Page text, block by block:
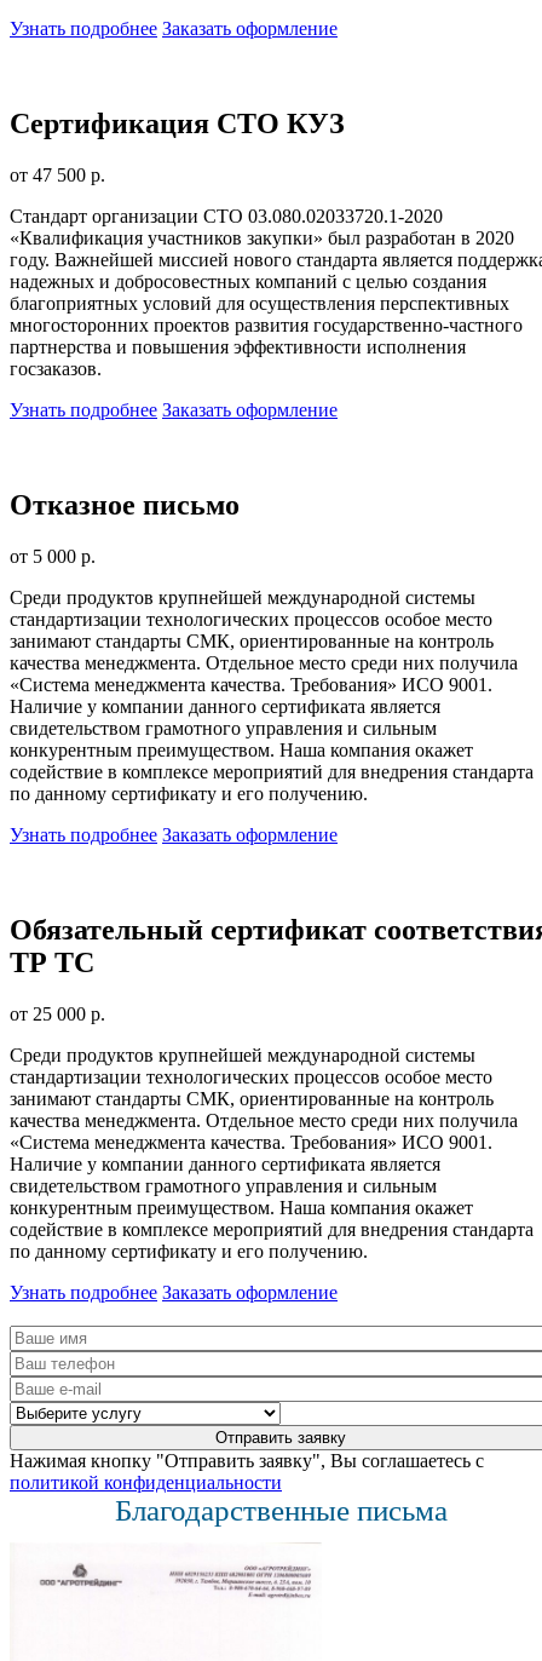
Узнать подробнее Заказать оформление
Сертификация СТО КУЗ
от 47 500 р.
Стандарт организации СТО 03.080.02033720.1-2020
«Квалификация участников закупки» был разработан в 2020
году. Важнейшей миссией нового стандарта является
надежных и добросовестных компаний с целью создания
благоприятных условий для осуществления перспективных
многосторонних проектов развития государственно-частного
партнерства и повышения эффективности исполнения
госзаказов.
Узнать подробнее Заказать оформление
Отказное письмо
от 5 000 р.
Среди продуктов крупнейшей международной системы
стандартизации технологических процессов особое место
занимают стандарты СМК, ориентированные на контроль
качества менеджмента. Отдельное место среди них получила
«Система менеджмента качества. Требования» ИСО 9001.
Наличие у компании данного сертификата является
свидетельством грамотного управления и сильным
конкурентным преимуществом. Наша компания окажет
содействие в комплексе мероприятий для внедрения стандарта
по данному сертификату и его получению.
Узнать подробнее Заказать оформление
Обязательный сертификат
ТР ТС
от 25 000 р.
Среди продуктов крупнейшей международной системы
стандартизации технологических процессов особое место
занимают стандарты СМК, ориентированные на контроль
качества менеджмента. Отдельное место среди них получила
«Система менеджмента качества. Требования» ИСО 9001.
Наличие у компании данного сертификата является
свидетельством грамотного управления и сильным
конкурентным преимуществом. Наша компания окажет
содействие в комплексе мероприятий для внедрения стандарта
по данному сертификату и его получению.
Узнать подробнее Заказать оформление
Нажимая кнопку "Отправить заявку", Вы соглашаетесь с
политикой конфиденциальности
Благодарственные письма